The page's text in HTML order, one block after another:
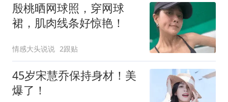
殷桃晒网球照，穿网球
裙，肌肉线条好惊艳！
情感大头说说 2跟贴
45岁宋慧乔保持身材！美
爆了！